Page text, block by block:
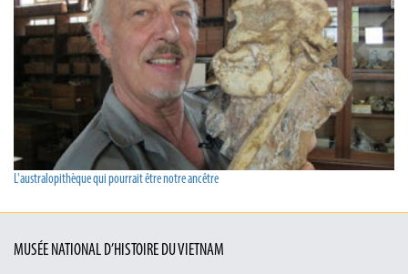
L'australopithèque qui pourrait être notre ancêtre
MUSÉE NATIONAL D’HISTOIRE DU VIETNAM